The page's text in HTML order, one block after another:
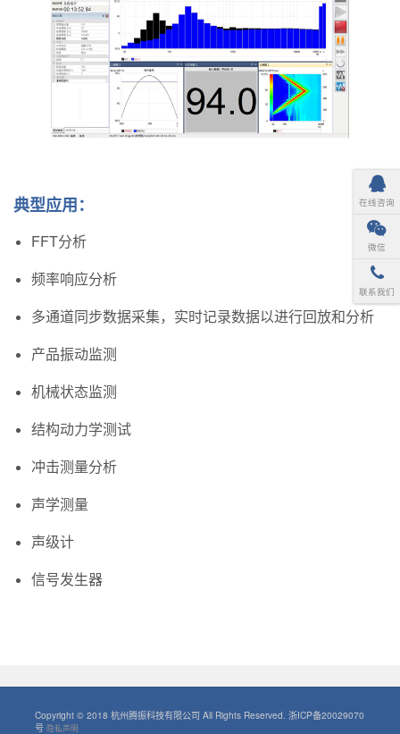
在线咨询
微信
联系我们
典型应用：
FFT分析
频率响应分析
多通道同步数据采集，实时记录数据以进行回放和分析
产品振动监测
机械状态监测
结构动力学测试
冲击测量分析
声学测量
声级计
信号发生器
Copyright © 2018 杭州腾振科技有限公司 All Rights Reserved. 浙ICP备20029070
号 隐私声明